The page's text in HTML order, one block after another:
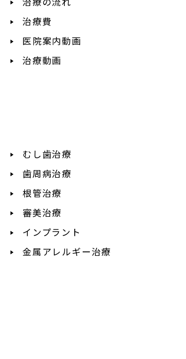
治療費
医院案内動画
治療動画
むし歯治療
歯周病治療
根管治療
審美治療
インプラント
金属アレルギー治療